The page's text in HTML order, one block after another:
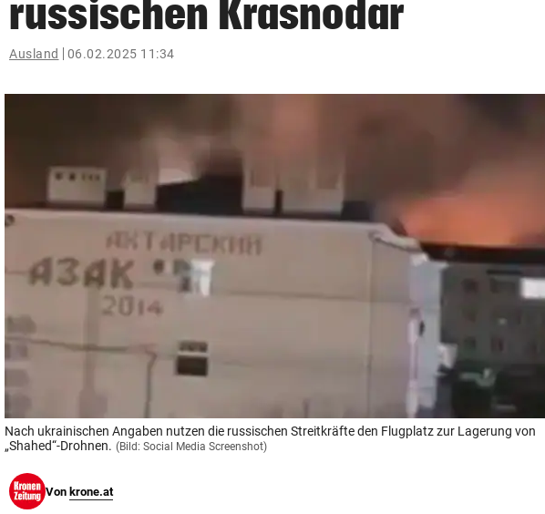
search
Suchbegriff
eingeben
russischen Krasnodar
Ausland 06.02.2025 11:34
Nach ukrainischen Angaben nutzen die russischen Streitkräfte den Flugplatz zur Lagerung von
„Shahed“-Drohnen. (Bild: Social Media Screenshot)
Von krone.at